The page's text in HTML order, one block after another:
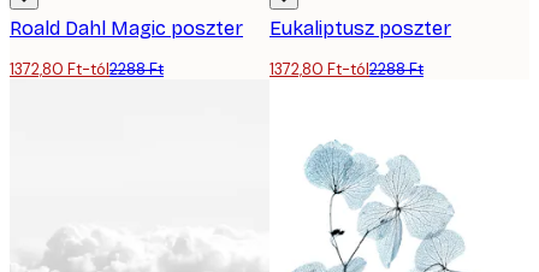
Roald Dahl Magic poszter
1372,80 Ft-tól2288 Ft
Eukaliptusz poszter
1372,80 Ft-tól2288 Ft